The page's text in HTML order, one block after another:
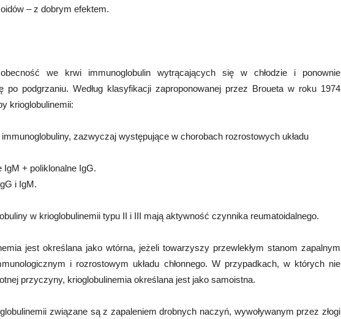
– z dobrym efektem.
we krwi immunoglobulin wytrącających się w chłodzie i ponownie
po podgrzaniu. Według klasyfikacji zaproponowanej przez Broueta w roku 1974
krioglobulinemii:
zazwyczaj występujące w chorobach rozrostowych układu
IgM + poliklonalne IgG.
i IgM.
w krioglobulinemii typu II i III mają aktywność czynnika reumatoidalnego.
jest określana jako wtórna, jeżeli towarzyszy przewlekłym stanom zapalnym
i rozrostowym układu chłonnego. W przypadkach, w których nie
przyczyny, krioglobulinemia określana jest jako samoistna.
związane są z zapaleniem drobnych naczyń, wywoływanym przez złogi